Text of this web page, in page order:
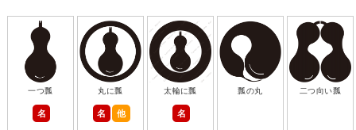
一つ瓢
名
丸に瓢
名 他
太輪に瓢
名
瓢の丸 二つ向い瓢